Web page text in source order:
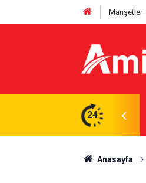
Manşetler
24
Anasayfa